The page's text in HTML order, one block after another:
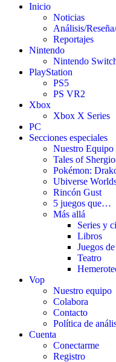
Inicio
Noticias
Análisis/
Reportajes
Nintendo
Nintendo
PlayStation
PS5
PS VR2
Xbox
Xbox X Series
PC
Secciones especiales
Nuestro Equipo
Tales of
Pokémon:
Ubiverse
Rincón Gust
5 juegos que…
Más allá
Series y
Libros
Juegos
Teatro
Vop
Nuestro equipo
Colabora
Contacto
Política de
Cuenta
Conectarme
Registro